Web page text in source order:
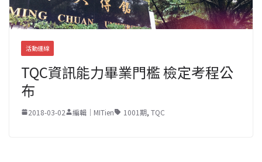
活動連線
TQC資訊能力畢業門檻 檢定考程公
布
2018-03-02 編輯｜MITien 1001期, TQC